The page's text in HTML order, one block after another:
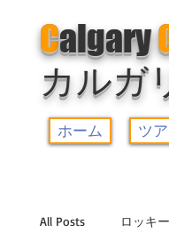
Calgary
カルガ
ホーム ツ
All Posts ロッキ